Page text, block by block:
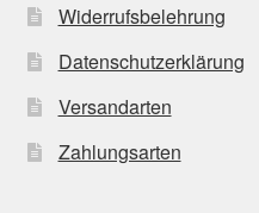
Widerrufsbelehrung
Datenschutzerklärung
Versandarten
Zahlungsarten